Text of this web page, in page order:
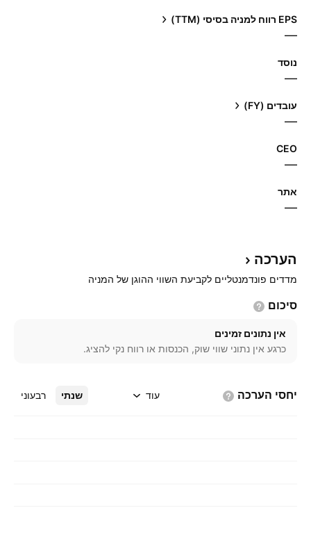
EPS רווח למניה בסיסי (TTM)
—
נוסד
—
עובדים (FY)
—
CEO
—
אתר‏
—
הערכה
מדדים פונדמנטליים לקביעת השווי ההוגן של המניה
סיכום
אין נתונים זמינים
כרגע אין נתוני שווי שוק, הכנסות או רווח נקי להציג.
יחסי הערכה שנתי רבעוני עוד